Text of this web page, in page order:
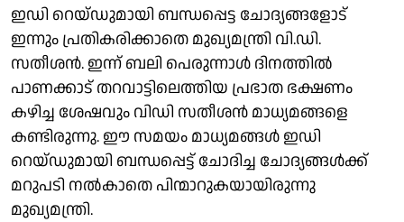
ഇഡി റെയ്ഡുമായി ബന്ധപ്പെട്ട ചോദ്യങ്ങളോട്
ഇന്നും പ്രതികരിക്കാതെ മുഖ്യമന്ത്രി വി.ഡി.
സതീശന്‍. ഇന്ന് ബലി പെരുന്നാള്‍ ദിനത്തില്‍
പാണക്കാട് തറവാട്ടിലെത്തിയ പ്രഭാത ഭക്ഷണം
കഴിച്ച ശേഷവും വിഡി സതീശന്‍ മാധ്യമങ്ങളെ
കണ്ടിരുന്നു. ഈ സമയം മാധ്യമങ്ങള്‍ ഇഡി
റെയ്ഡുമായി ബന്ധപ്പെട്ട് ചോദിച്ച ചോദ്യങ്ങള്‍ക്ക്
മറുപടി നല്‍കാതെ പിന്മാറുകയായിരുന്നു
മുഖ്യമന്ത്രി.